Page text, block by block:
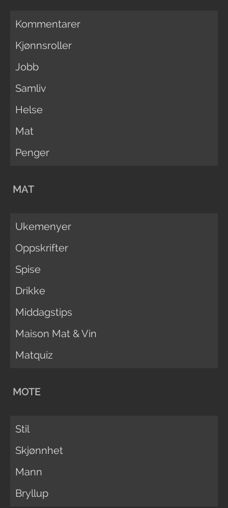
Kommentarer
Kjønnsroller
Jobb
Samliv
Helse
Mat
Penger
MAT
Ukemenyer
Oppskrifter
Spise
Drikke
Middagstips
Maison Mat & Vin
Matquiz
MOTE
Stil
Skjønnhet
Mann
Bryllup